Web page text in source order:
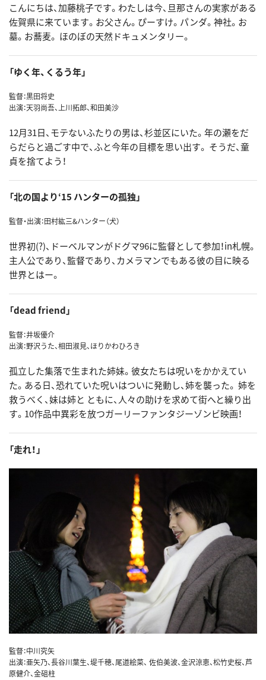
こんにちは、加藤桃子です。わたしは今、旦那さんの実家がある
佐賀県に来ています。お父さん。ぴーすけ。パンダ。神社。お
墓。お蕎麦。 ほのぼの天然ドキュメンタリー。
「ゆく年、くるう年」
監督：黒田将史
出演：天羽尚吾、上川拓郎、和田美沙
12月31日、モテないふたりの男は、杉並区にいた。年の瀬をだ
らだらと過ごす中で、ふと今年の目標を思い出す。 そうだ、童
貞を捨てよう！
「北の国より‘15 ハンターの孤独」
監督・出演：田村紘三&ハンター（犬）
世界初(?)、ドーベルマンがドグマ96に監督として参加！in札幌。
主人公であり、監督であり、カメラマンでもある彼の目に映る
世界とはー。
「dead friend」
監督：井坂優介
出演：野沢うた、相田淑見、ほりかわひろき
孤立した集落で生まれた姉妹。彼女たちは呪いをかかえてい
た。ある日、恐れていた呪いはついに発動し、姉を襲った。 姉を
救うべく、妹は姉と ともに、人々の助けを求めて街へと繰り出
す。10作品中異彩を放つガーリーファンタジーゾンビ映画！
「走れ！」
監督：中川究矢
出演：亜矢乃、長谷川葉生、堤千穂、尾道絵菜、 佐伯美波、金沢涼恵、松竹史桜、芦
原健介、金砠柱